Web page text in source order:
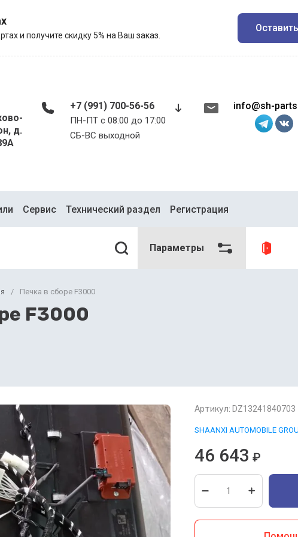
и получите скидку 5% на Ваш заказ.
д.
+7 (991) 700-56-56
ПН-ПТ с 08:00 до 17:00
​​​​​​​СБ-ВС выходной
info@sh-
Сервис Технический раздел Регистрация
Параметры
/ Печка в сборе F3000
F3000
Артикул: DZ13241840703
SHAANXI AUTOMOBILE
46 643 ₽